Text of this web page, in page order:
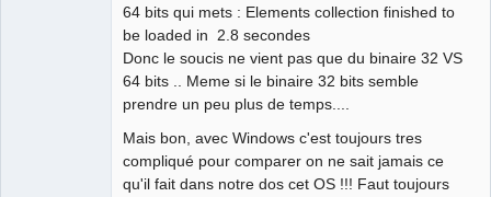
64 bits qui mets : Elements collection finished to
be loaded in 2.8 secondes
Donc le soucis ne vient pas que du binaire 32 VS
64 bits .. Meme si le binaire 32 bits semble
prendre un peu plus de temps....
Mais bon, avec Windows c'est toujours tres
compliqué pour comparer on ne sait jamais ce
qu'il fait dans notre dos cet OS !!! Faut toujours